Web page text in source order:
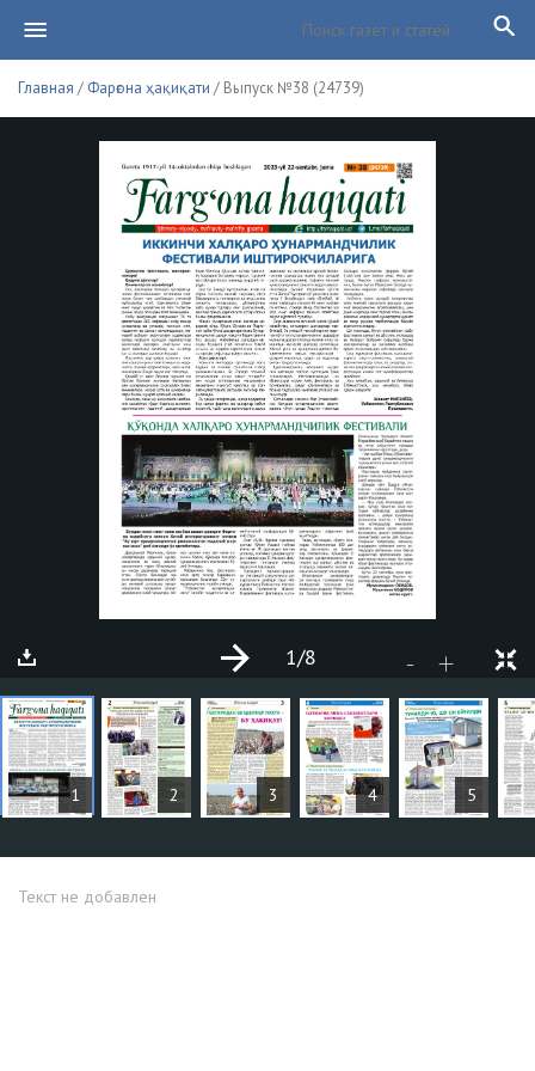
Главная / Фарғона ҳақиқати / Выпуск №38 (24739)
1 2 3 4 5
- +
1/8
СТАТЬИ
Текст не добавлен